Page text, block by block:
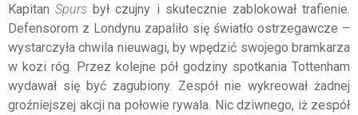
Kapitan Spurs był czujny i skutecznie zablokował trafienie.
Defensorom z Londynu zapaliło się światło ostrzegawcze –
wystarczyła chwila nieuwagi, by wpędzić swojego bramkarza
w kozi róg. Przez kolejne pół godziny spotkania Tottenham
wydawał się być zagubiony. Zespół nie wykreował żadnej
groźniejszej akcji na połowie rywala. Nic dziwnego, iż zespół